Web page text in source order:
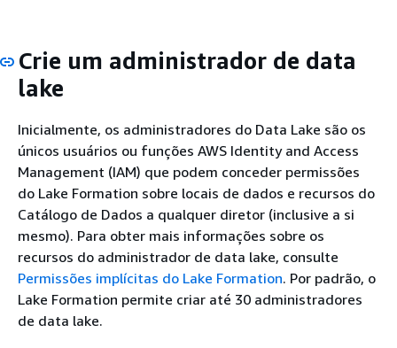
Crie um administrador de data
lake
Inicialmente, os administradores do Data Lake são os
únicos usuários ou funções AWS Identity and Access
Management (IAM) que podem conceder permissões
do Lake Formation sobre locais de dados e recursos do
Catálogo de Dados a qualquer diretor (inclusive a si
mesmo). Para obter mais informações sobre os
recursos do administrador de data lake, consulte
Permissões implícitas do Lake Formation. Por padrão, o
Lake Formation permite criar até 30 administradores
de data lake.